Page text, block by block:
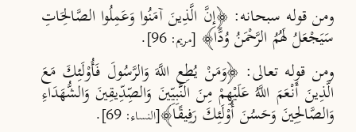
ومن قوله سبحانه: ﴿إِنَّ الَّذِينَ آمَنُوا وَعَمِلُوا الصَّالِحَاتِ
سَيَجْعَلُ لَهُمُ الرَّحْمَنُ وُدًّا﴾ [مريم: 96] .
ومن قوله تعالى: ﴿وَمَنْ يُطِعِ اللَّهَ وَالرَّسُولَ فَأُوْلَئِكَ مَعَ
الَّذِينَ أَنْعَمَ اللَّهُ عَلَيْهِمْ مِنَ النَّبِيِّينَ وَالصِّدِّيقِينَ وَالشُّهَدَاءِ
وَالصَّالِحِينَ وَحَسُنَ أُوْلَئِكَ رَفِيقًا﴾[النساء: 69] .